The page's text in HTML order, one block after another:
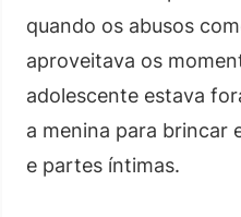
quando os abusos
aproveitava os
adolescente estava
a menina para brincar
e partes íntimas.